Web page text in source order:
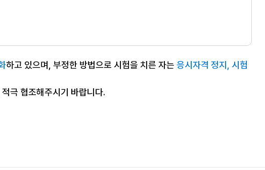
하고 있으며, 부정한 방법으로 시험을 치른 자는 응시자격 정지, 시험
극 협조해주시기 바랍니다.